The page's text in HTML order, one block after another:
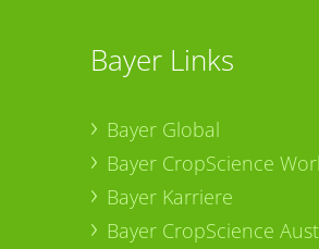
Bayer Links
Bayer Global
Bayer CropScience
Bayer Karriere
Bayer CropScience